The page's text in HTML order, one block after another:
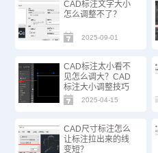
CAD标注文字大小
怎么调整不了？
2025-09-01
CAD标注太小看不
见怎么调大？CAD
标注大小调整技巧
2025-04-15
CAD尺寸标注怎么
让标注拉出来的线
变短？